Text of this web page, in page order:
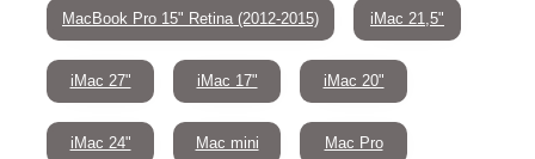
MacBook Pro 15" Retina (2012-2015) iMac 21,5"
iMac 27" iMac 17" iMac 20"
iMac 24" Mac mini Mac Pro